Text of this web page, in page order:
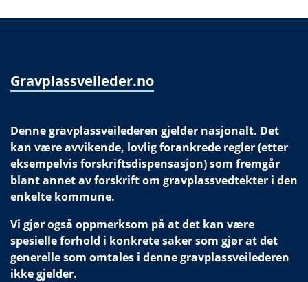
Gravplassveileder.no
Denne gravplassveilederen gjelder nasjonalt. Det
kan være avvikende, lovlig forankrede regler (etter
eksempelvis forskriftsdispensasjon) som fremgår
blant annet av forskrift om gravplassvedtekter i den
enkelte kommune.
Vi gjør også oppmerksom på at det kan være
spesielle forhold i konkrete saker som gjør at det
generelle som omtales i denne gravplassveilederen
ikke gjelder.